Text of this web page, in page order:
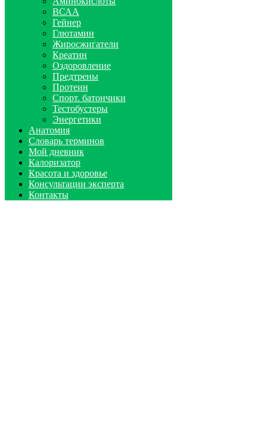
ВСАА
Гейнер
Глютамин
Жиросжигатели
Креатин
Оздоровление
Предтрены
Протеин
Спорт. батончики
Тестобустеры
Энергетики
Анатомия
Словарь терминов
Мой дневник
Калоризатор
Красота и здоровье
Консультации эксперта
Контакты